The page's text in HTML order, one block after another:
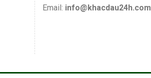
Email: info@khacdau24h.com